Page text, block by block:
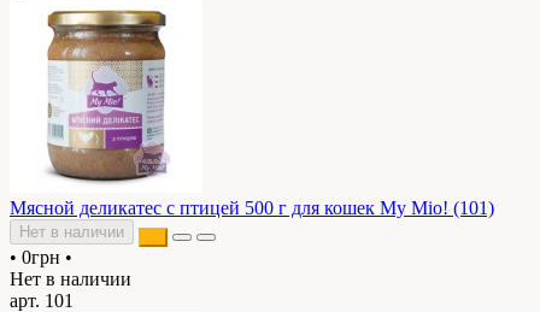
Мясной деликатес с птицей 500 г для кошек My Mio! (101)
Нет в наличии
• 0грн •
Нет в наличии
арт. 101